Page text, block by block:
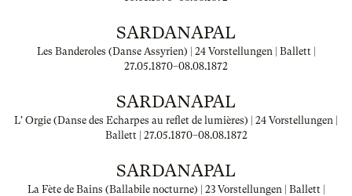
SARDANAPAL
Les Banderoles (Danse Assyrien) | 24 Vorstellungen | Ballett |
27.05.1870–08.08.1872
SARDANAPAL
L' Orgie (Danse des Echarpes au reflet de lumières) | 24 Vorstellungen |
Ballett | 27.05.1870–08.08.1872
SARDANAPAL
La Fète de Bains (Ballabile nocturne) | 23 Vorstellungen | Ballett |